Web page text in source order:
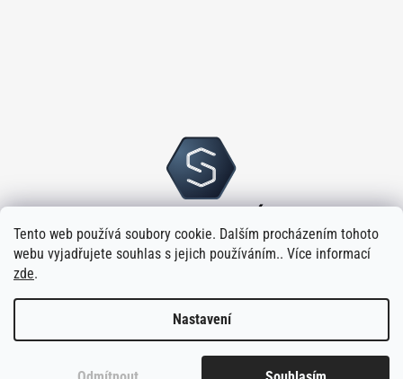
Tento web používá soubory cookie. Dalším procházením tohoto
webu vyjadřujete souhlas s jejich používáním.. Více informací
zde.
Nastavení